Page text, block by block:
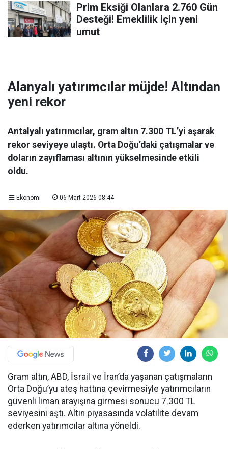
Prim Eksiği Olanlara 2.760 Gün
Desteği! Emeklilik için yeni
umut
Alanyalı yatırımcılar müjde! Altından
yeni rekor
Antalyalı yatırımcılar, gram altın 7.300 TL’yi aşarak
rekor seviyeye ulaştı. Orta Doğu’daki çatışmalar ve
doların zayıflaması altının yükselmesinde etkili
oldu.
Ekonomi 06 Mart 2026 08:44
Gram altın, ABD, İsrail ve İran’da yaşanan çatışmaların
Orta Doğu’yu ateş hattına çevirmesiyle yatırımcıların
güvenli liman arayışına girmesi sonucu 7.300 TL
seviyesini aştı. Altın piyasasında volatilite devam
ederken yatırımcılar altına yöneldi.